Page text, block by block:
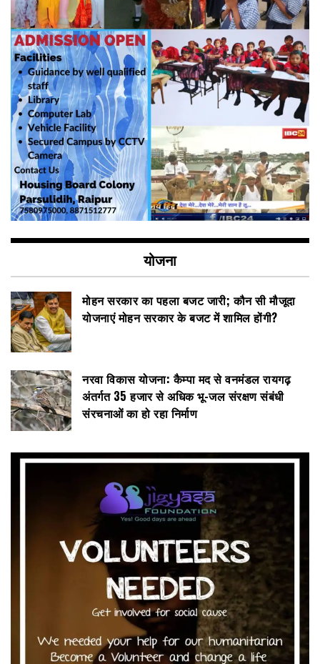
योजना
मोहन सरकार का पहला बजट जारी; कौन सी मौजूदा
योजनाएं मोहन सरकार के बजट में शामिल होंगी?
नरवा विकास योजना: कैम्पा मद से वनमंडल रायगढ़
अंतर्गत 35 हजार से अधिक भू-जल संरक्षण संबंधी
संरचनाओं का हो रहा निर्माण